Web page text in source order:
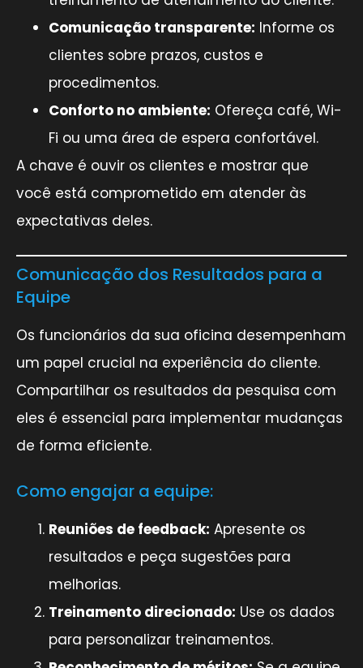
Comunicação transparente: Informe os
clientes sobre prazos, custos e
procedimentos.
Conforto no ambiente: Ofereça café, Wi-
Fi ou uma área de espera confortável.
A chave é ouvir os clientes e mostrar que
você está comprometido em atender às
expectativas deles.
Comunicação dos Resultados para a
Equipe
Os funcionários da sua oficina desempenham
um papel crucial na experiência do cliente.
Compartilhar os resultados da pesquisa com
eles é essencial para implementar mudanças
de forma eficiente.
Como engajar a equipe:
Reuniões de feedback: Apresente os
resultados e peça sugestões para
melhorias.
Treinamento direcionado: Use os dados
para personalizar treinamentos.